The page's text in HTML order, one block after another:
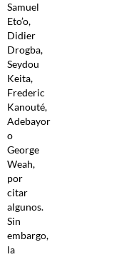
Samuel
Eto’o,
Didier
Drogba,
Seydou
Keita,
Frederic
Kanouté,
Adebayor
o
George
Weah,
por
citar
algunos.
Sin
embargo,
la